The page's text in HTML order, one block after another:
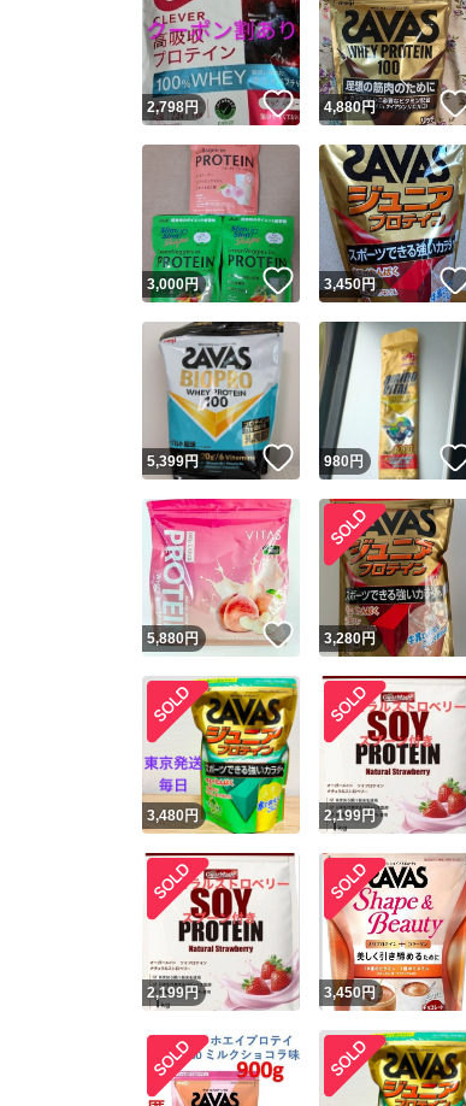
2,798円 いいね！
4,880円
3,000円 いいね！
3,450円
5,399円 いいね！
980円
5,880円 いいね！
3,280円
3,480円 2,199円
2,199円 3,450円